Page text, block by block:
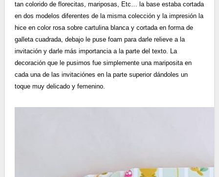
tan colorido de florecitas, mariposas, Etc… la base estaba cortada
en dos modelos diferentes de la misma colección y la impresión la
hice en color rosa sobre cartulina blanca y cortada en forma de
galleta cuadrada, debajo le puse foam para darle relieve a la
invitación y darle más importancia a la parte del texto. La
decoración que le pusimos fue simplemente una mariposita en
cada una de las invitaciónes en la parte superior dándoles un
toque muy delicado y femenino.